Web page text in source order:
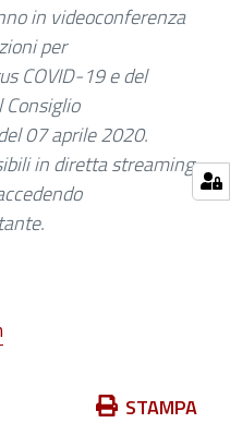
in videoconferenza
per
COVID-19 e del
07 aprile 2020.
in diretta streaming
STAMPA